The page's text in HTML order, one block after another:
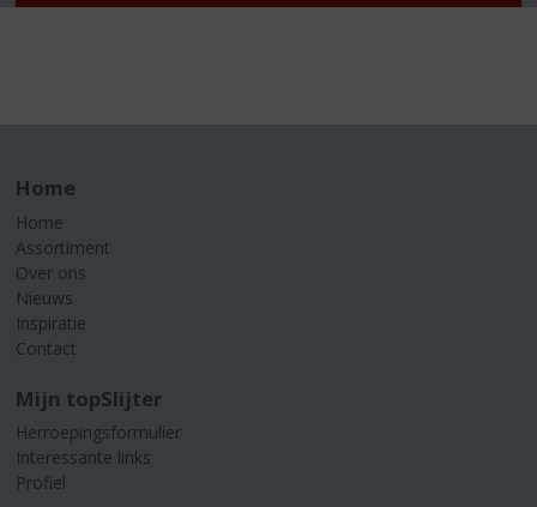
Home
Home
Assortiment
Over ons
Nieuws
Inspiratie
Contact
Mijn topSlijter
Herroepingsformulier
Interessante links
Profiel